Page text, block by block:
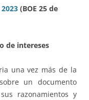
(BOE 25 de
de intereses
una vez más de la
un documento
razonamientos y